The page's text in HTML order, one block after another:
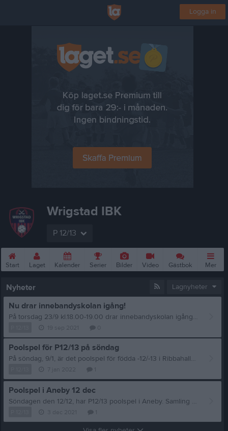
Logga in
Wrigstad IBK
P 12/13
Start Laget Kalender Serier Bilder Video Gästbok Mer
Nyheter Lagnyheter
Nu drar innebandyskolan igång!
På torsdag 23/9 kl.18.00-19.00 drar innebandyskolan igång igen. Alla barn födda 2016 till och med 2012 pojkar som flickor får vara med. Vi kommer dela upp barnen efter ålder i olika grupper. Plats. Vrigstad sporthall Kom minst 5 minuter innan träningen börjar. Vi behöver hjälp att sätta upp sargen. Vi hoppas att det kommer många innebandy sugna barn!
Poolspel för P12/13 på söndag
På söndag, 9/1, är det poolspel för födda -12/-13 i Ribbahallen i Gränna. Samling kl. 9.00 vid Circle K, ombytta till matchställ. Kör enligt schemat gör Jakob, Mustafa och Sixten.
Poolspel i Aneby 12 dec
Söndagen den 12/12, har P12/13 poolspel i Aneby. Samling vid CircleK kl. 9, ombytta till matchställ. Tag med vattenflaska, glasögon, klubba och skor. Ta också gärna med macka/frukt. Matcherna som spelas startar kl. 11.00, 11.50 och 12.40. Kör enligt schemat gör föräldrar till Konrad, Valter A och Vincent/Valter S. Meddela i sms-gruppen, så fort ni vet vilka som kan vara med eller inte.